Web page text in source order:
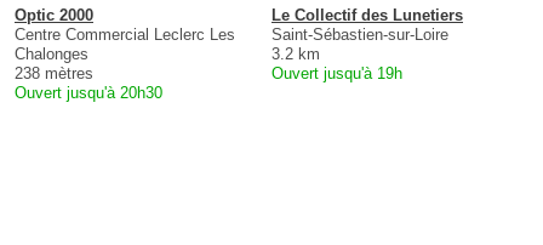
Optic 2000
Centre Commercial Leclerc Les
Chalonges
238 mètres
Ouvert jusqu'à 20h30
Le Collectif des Lunetiers
Saint-Sébastien-sur-Loire
3.2 km
Ouvert jusqu'à 19h